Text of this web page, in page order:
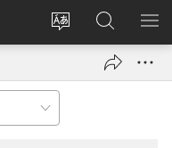
Nwene
Ro
Eva
window)
Gwọlọ
JW.ORG